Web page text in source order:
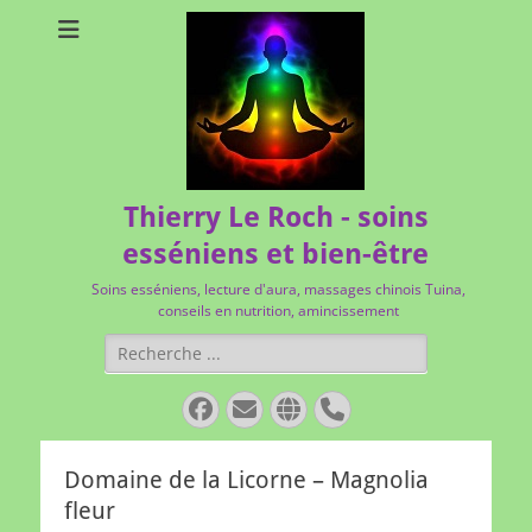
Thierry Le Roch - soins
esséniens et bien-être
Soins esséniens, lecture d'aura, massages chinois Tuina,
conseils en nutrition, amincissement
Rechercher :
Facebook
E-
mail
Site
web
Tél
Domaine de la Licorne – Magnolia
fleur